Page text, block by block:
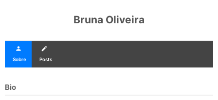
Bruna Oliveira
person
Sobre
create
Posts
Bio